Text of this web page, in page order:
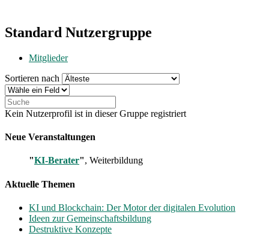
Standard
Nutzergruppe
Standard Nutzergruppe
Mitglieder
Sortieren nach
Kein Nutzerprofil ist in dieser Gruppe registriert
Neue Veranstaltungen
"KI-Berater", Weiterbildung
Aktuelle Themen
KI und Blockchain: Der Motor der digitalen Evolution
Ideen zur Gemeinschaftsbildung
Destruktive Konzepte